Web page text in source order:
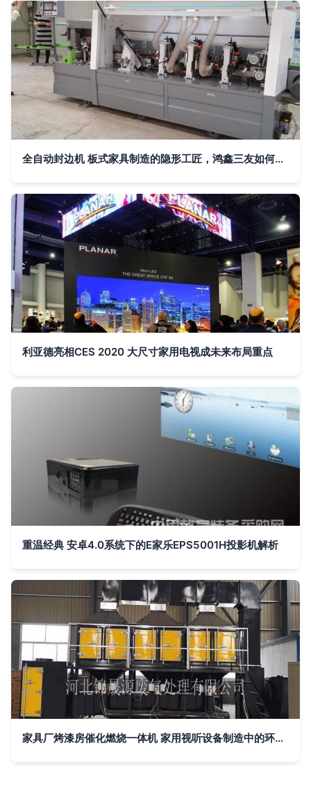
全自动封边机 板式家具制造的隐形工匠，鸿鑫三友如何重塑家居美学
利亚德亮相CES 2020 大尺寸家用电视成未来布局重点
重温经典 安卓4.0系统下的E家乐EPS5001H投影机解析
家具厂烤漆房催化燃烧一体机 家用视听设备制造中的环保与高效应用